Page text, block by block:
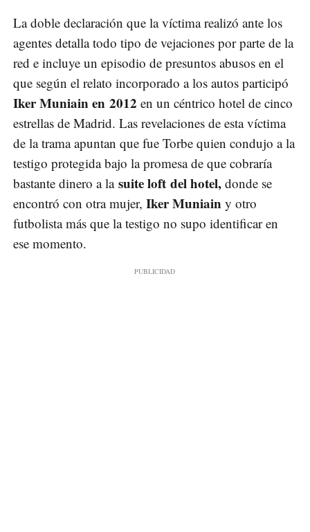
La doble declaración que la víctima realizó ante los
agentes detalla todo tipo de vejaciones por parte de la
red e incluye un episodio de presuntos abusos en el
que según el relato incorporado a los autos participó
Iker Muniain en 2012 en un céntrico hotel de cinco
estrellas de Madrid. Las revelaciones de esta víctima
de la trama apuntan que fue Torbe quien condujo a la
testigo protegida bajo la promesa de que cobraría
bastante dinero a la suite loft del hotel, donde se
encontró con otra mujer, Iker Muniain y otro
futbolista más que la testigo no supo identificar en
ese momento.